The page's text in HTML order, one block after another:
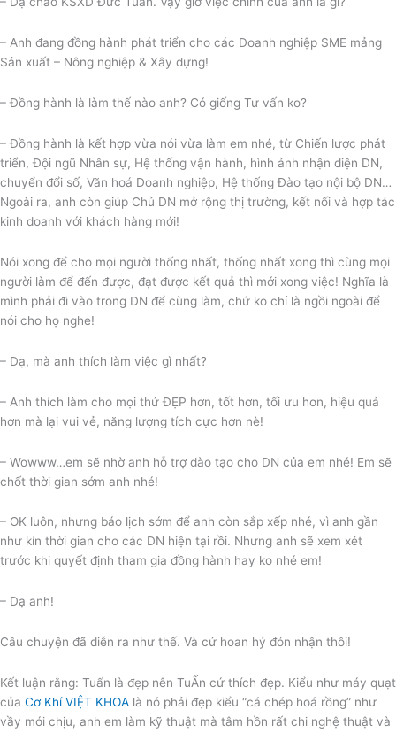
– Anh đang đồng hành phát triển cho các Doanh nghiệp SME mảng
Sản xuất – Nông nghiệp & Xây dựng!
– Đồng hành là làm thế nào anh? Có giống Tư vấn ko?
–Đồng hành là kết hợp vừa nói vừa làm em nhé, từ Chiến lược phát
triển, Đội ngũ Nhân sự, Hệ thống vận hành, hình ảnh nhận diện DN,
chuyển đổi số, Văn hoá Doanh nghiệp, Hệ thống Đào tạo nội bộ DN…
Ngoài ra, anh còn giúp Chủ DN mở rộng thị trường, kết nối và hợp tác
kinh doanh với khách hàng mới!
Nói xong để cho mọi người thống nhất, thống nhất xong thì cùng mọi
người làm để đến được, đạt được kết quả thì mới xong việc! Nghĩa là
mình phải đi vào trong DN để cùng làm, chứ ko chỉ là ngồi ngoài để
nói cho họ nghe!
– Dạ, mà anh thích làm việc gì nhất?
– Anh thích làm cho mọi thứ ĐẸP hơn, tốt hơn, tối ưu hơn, hiệu quả
hơn mà lại vui vẻ, năng lượng tích cực hơn nè!
– Wowww…em sẽ nhờ anh hỗ trợ đào tạo cho DN của em nhé! Em sẽ
chốt thời gian sớm anh nhé!
– OK luôn, nhưng báo lịch sớm để anh còn sắp xếp nhé, vì anh gần
như kín thời gian cho các DN hiện tại rồi. Nhưng anh sẽ xem xét
trước khi quyết định tham gia đồng hành hay ko nhé em!
– Dạ anh!
Câu chuyện đã diễn ra như thế. Và cứ hoan hỷ đón nhận thôi!
Kết luận rằng: Tuấn là đẹp nên TuẤn cứ thích đẹp. Kiểu như máy quạt
của Cơ Khí VIỆT KHOA là nó phải đẹp kiểu “cá chép hoá rồng” như
vầy mới chịu, anh em làm kỹ thuật mà tâm hồn rất chi nghệ thuật và